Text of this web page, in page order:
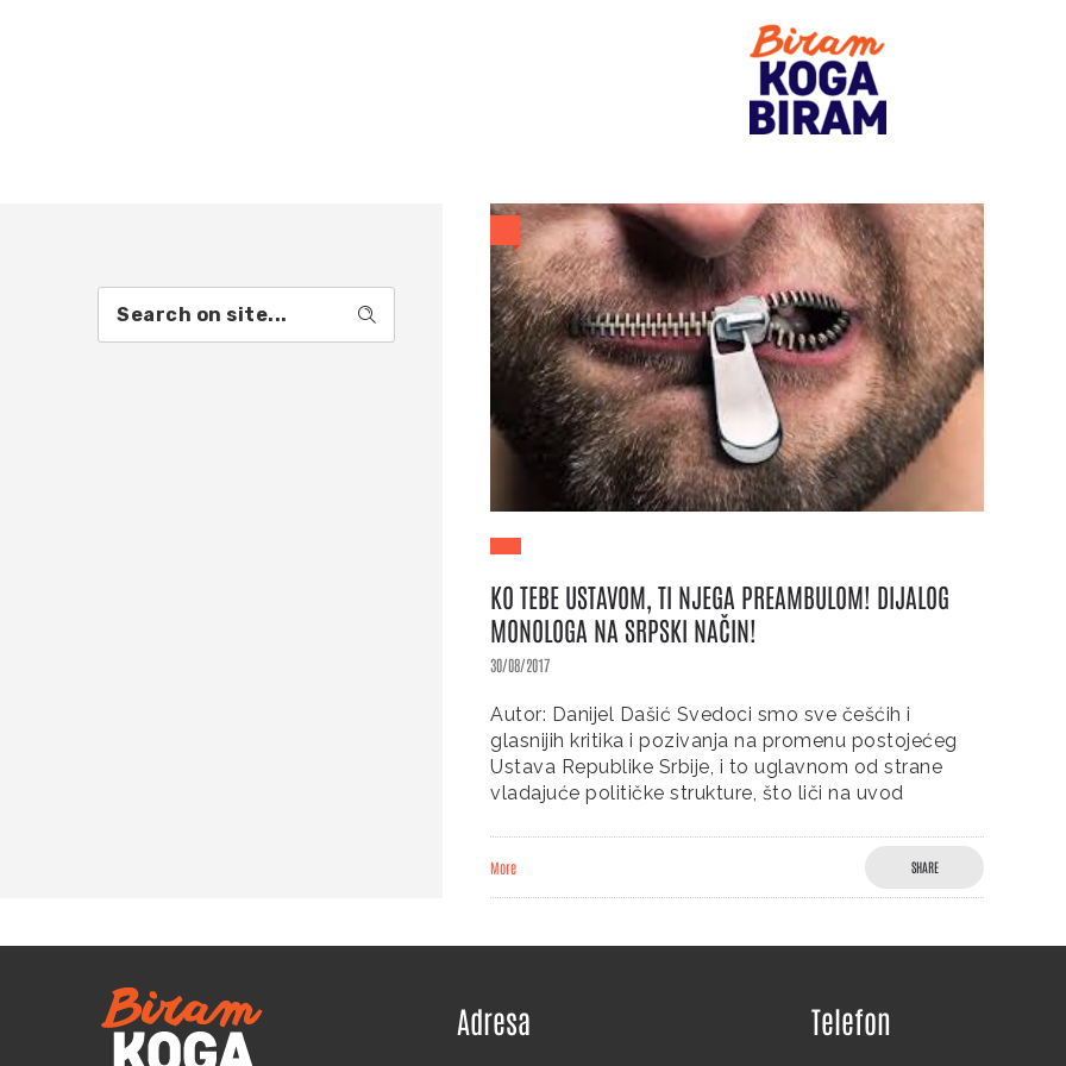
KO TEBE USTAVOM, TI NJEGA PREAMBULOM! DIJALOG
MONOLOGA NA SRPSKI NAČIN!
30/08/2017
Autor: Danijel Dašić Svedoci smo sve češćih i
glasnijih kritika i pozivanja na promenu postojećeg
Ustava Republike Srbije, i to uglavnom od strane
vladajuće političke strukture, što liči na uvod
More SHARE
Adresa Telefon